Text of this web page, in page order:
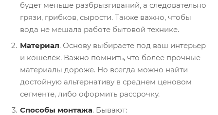
будет меньше разбрызгиваний, а следовательно
грязи, грибков, сырости. Также важно, чтобы
вода не мешала работе бытовой технике.
Материал. Основу выбираете под ваш интерьер
и кошелёк. Важно помнить, что более прочные
материалы дороже. Но всегда можно найти
достойную альтернативу в среднем ценовом
сегменте, либо оформить рассрочку.
Способы монтажа. Бывают: